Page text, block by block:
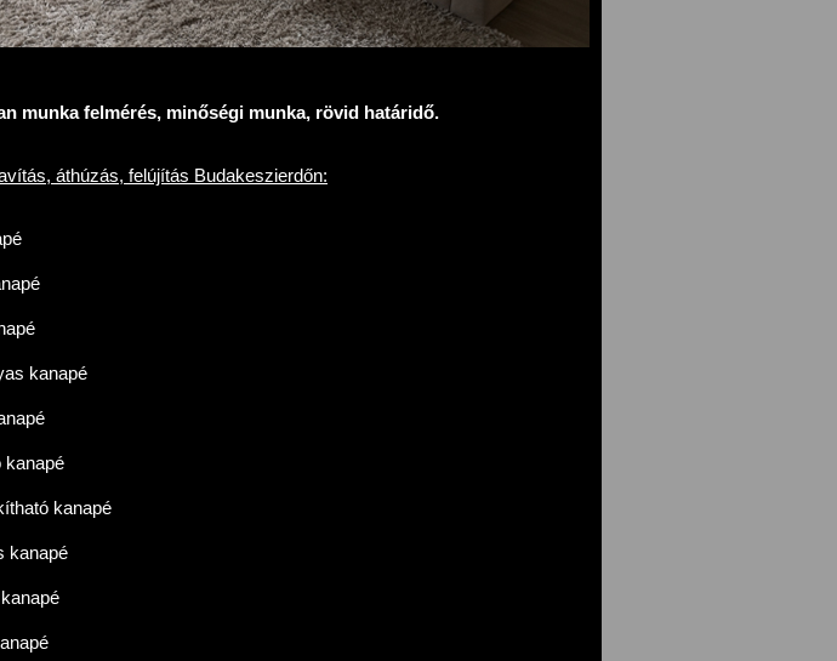
munka felmérés, minőségi munka, rövid határidő.
áthúzás, felújítás Budakeszierdőn:
kanapé
kanapé
kanapé
kanapé